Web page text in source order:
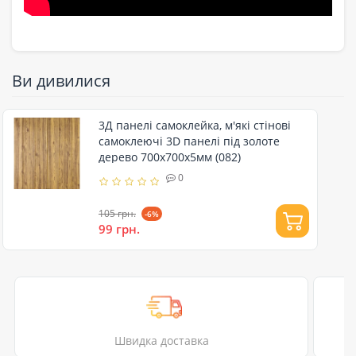
Ви дивилися
3Д панелі самоклейка, м'які стінові
самоклеючі 3D панелі під золоте
дерево 700x700x5мм (082)
0
105 грн. -6%
99 грн.
Швидка доставка